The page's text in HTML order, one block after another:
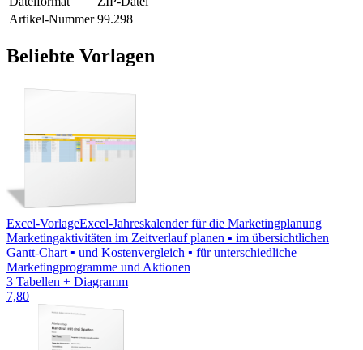
Artikel-Nummer 99.298
Beliebte Vorlagen
Excel-VorlageExcel-Jahreskalender für die Marketingplanung
Marketingaktivitäten im Zeitverlauf planen ▪ im übersichtlichen
Gantt-Chart ▪ und Kostenvergleich ▪ für unterschiedliche
Marketingprogramme und Aktionen
3 Tabellen + Diagramm
7,80